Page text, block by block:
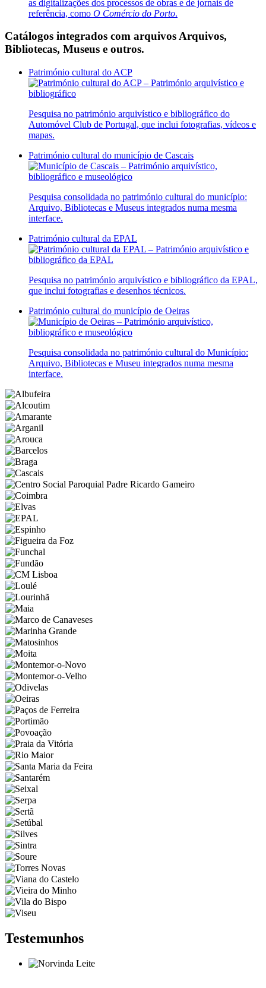
as digitalizações dos processos de obras e de jornais de
referência, como O Comércio do Porto.
Catálogos integrados com arquivosArquivos,
Bibliotecas, Museus e outros.
Património cultural do ACP
Pesquisa no património arquivístico e bibliográfico do
Automóvel Club de Portugal, que inclui fotografias, vídeos e
mapas.
Património cultural do município de Cascais
Pesquisa consolidada no património cultural do município:
Arquivo, Bibliotecas e Museus integrados numa mesma
interface.
Património cultural da EPAL
Pesquisa no património arquivístico e bibliográfico da EPAL,
que inclui fotografias e desenhos técnicos.
Património cultural do município de Oeiras
Pesquisa consolidada no património cultural do Município:
Arquivo, Bibliotecas e Museu integrados numa mesma
interface.
Testemunhos